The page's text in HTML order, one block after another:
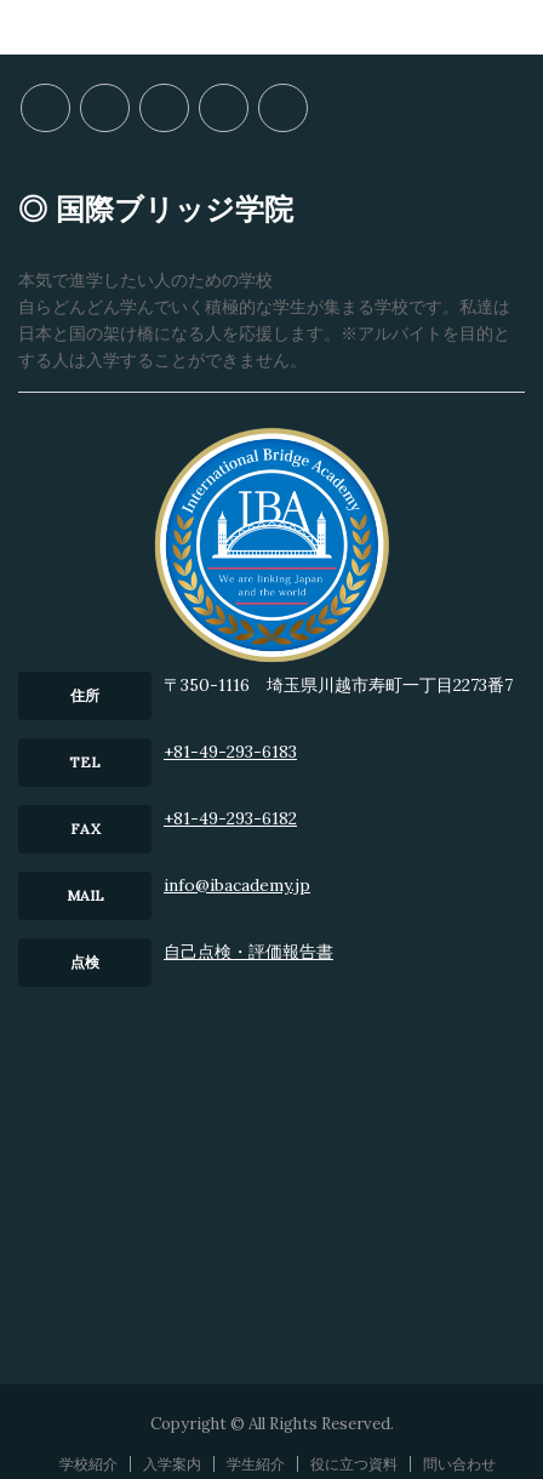
◎ 国際ブリッジ学院
本気で進学したい人のための学校
自らどんどん学んでいく積極的な学生が集まる学校です。私達は
日本と国の架け橋になる人を応援します。※アルバイトを目的と
する人は入学することができません。
住所 〒350-1116 埼玉県川越市寿町一丁目2273番7
TEL +81-49-293-6183
FAX +81-49-293-6182
MAIL info@ibacademy.jp
点検 ⾃⼰点検・評価報告書
Copyright © All Rights Reserved.
学校紹介 入学案内 学生紹介 役に立つ資料 問い合わせ